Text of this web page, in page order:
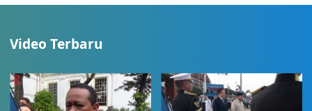
Video Terbaru